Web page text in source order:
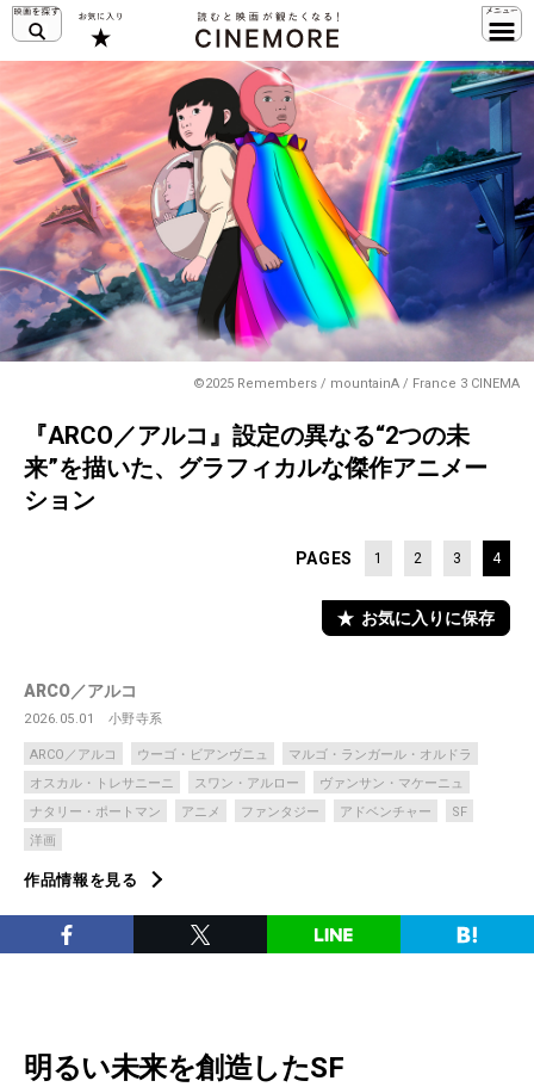
©2025 Remembers / mountainA / France 3 CINEMA
『ARCO／アルコ』設定の異なる“2つの未
来”を描いた、グラフィカルな傑作アニメー
ション
PAGES 1 2 3 4
お気に入りに保存
ARCO／アルコ
2026.05.01 小野寺系
ARCO／アルコ ウーゴ・ビアンヴニュ
マルゴ・ランガール・オルドラ
オスカル・トレサニーニ
スワン・アルロー
ヴァンサン・マケーニュ
ナタリー・ポートマン
アニメ ファンタジー アドベンチャー
SF
洋画
作品情報を見る
明るい未来を創造したSF